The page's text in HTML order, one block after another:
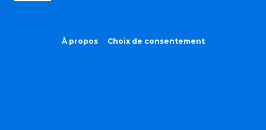
À propos Choix de consentement